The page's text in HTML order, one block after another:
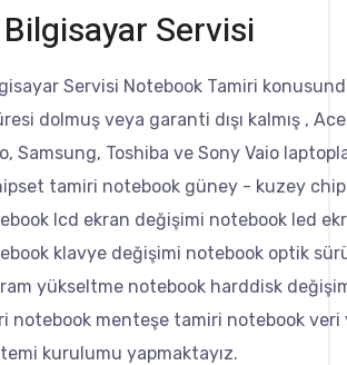
Servisi
Servisi Notebook Tamiri
dolmuş veya garanti dışı kalmış ,
Samsung, Toshiba ve Sony Vaio
tamiri notebook güney - kuzey
lcd ekran değişimi notebook led
klavye değişimi notebook optik
yükseltme notebook harddisk
notebook menteşe tamiri notebook
kurulumu yapmaktayız.